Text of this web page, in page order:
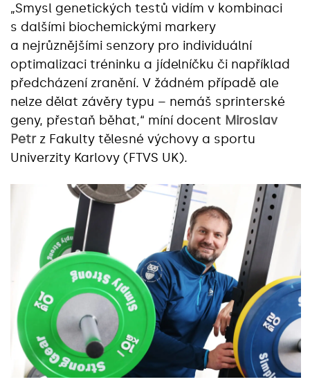
„Smysl genetických testů vidím v kombinaci
s dalšími biochemickými markery
a nejrůznějšími senzory pro individuální
optimalizaci tréninku a jídelníčku či například
předcházení zranění. V žádném případě ale
nelze dělat závěry typu – nemáš sprinterské
geny, přestaň běhat,“ míní docent Miroslav
Petrz Fakulty tělesné výchovy a sportu
Univerzity Karlovy (FTVS UK).